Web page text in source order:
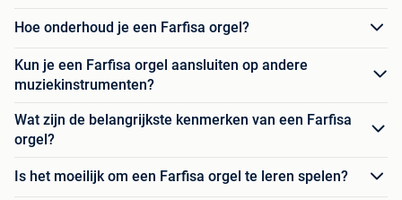
Hoe onderhoud je een Farfisa orgel?
Kun je een Farfisa orgel aansluiten op andere
muziekinstrumenten?
Wat zijn de belangrijkste kenmerken van een Farfisa
orgel?
Is het moeilijk om een Farfisa orgel te leren spelen?